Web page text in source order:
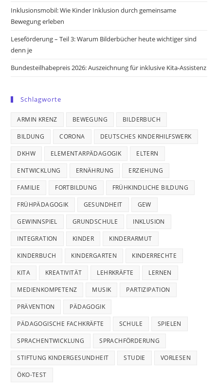
Inklusionsmobil: Wie Kinder Inklusion durch gemeinsame
Bewegung erleben
Leseförderung – Teil 3: Warum Bilderbücher heute wichtiger sind
denn je
Bundesteilhabepreis 2026: Auszeichnung für inklusive Kita-Assistenz
Schlagworte
ARMIN KRENZ BEWEGUNG BILDERBUCH
BILDUNG CORONA DEUTSCHES KINDERHILFSWERK
DKHW ELEMENTARPÄDAGOGIK ELTERN
ENTWICKLUNG ERNÄHRUNG ERZIEHUNG
FAMILIE FORTBILDUNG FRÜHKINDLICHE BILDUNG
FRÜHPÄDAGOGIK GESUNDHEIT GEW
GEWINNSPIEL GRUNDSCHULE INKLUSION
INTEGRATION KINDER KINDERARMUT
KINDERBUCH KINDERGARTEN KINDERRECHTE
KITA KREATIVITÄT LEHRKRÄFTE LERNEN
MEDIENKOMPETENZ MUSIK PARTIZIPATION
PRÄVENTION PÄDAGOGIK
PÄDAGOGISCHE FACHKRÄFTE SCHULE SPIELEN
SPRACHENTWICKLUNG SPRACHFÖRDERUNG
STIFTUNG KINDERGESUNDHEIT STUDIE VORLESEN
ÖKO-TEST